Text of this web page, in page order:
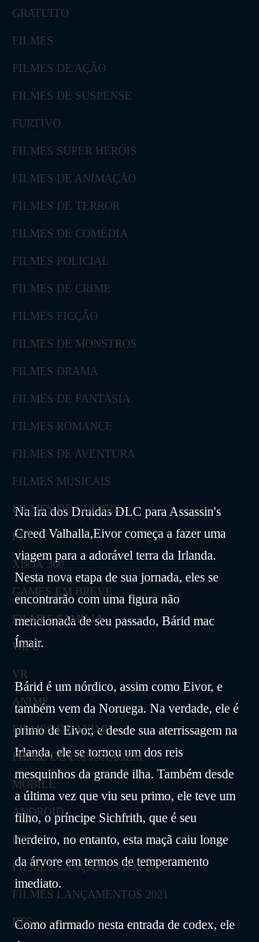
GRATUITO
FILMES
FILMES DE AÇÃO
FILMES DE SUSPENSE
FURTIVO
FILMES SUPER HERÓIS
FILMES DE ANIMAÇÃO
FILMES DE TERROR
FILMES DE COMÉDIA
FILMES POLICIAL
FILMES DE CRIME
FILMES FICÇÃO
FILMES DE MONSTROS
FILMES DRAMA
FILMES DE FANTASIA
FILMES ROMANCE
FILMES DE AVENTURA
FILMES MUSICAIS
FILMES DE GUERRA
PS3
XBOX 360
GAMES EM BREVE
FILMES FAMÍLIA
Wii U
VR
ANIME
FILMES DE ANIME
FILME DE ESPIONAGEM
MOBILE
ANDROID
IOS
FILMES LANÇAMENTOS 2020
FILMES LANÇAMENTOS 2021
RTS
Na Ira dos Druidas DLC para Assassin's
Creed Valhalla,Eivor começa a fazer uma
viagem para a adorável terra da Irlanda.
Nesta nova etapa de sua jornada, eles se
encontrarão com uma figura não
mencionada de seu passado, Bárid mac
Ímair.
Bárid é um nórdico, assim como Eivor, e
também vem da Noruega. Na verdade, ele é
primo de Eivor, e desde sua aterrissagem na
Irlanda, ele se tornou um dos reis
mesquinhos da grande ilha. Também desde
a última vez que viu seu primo, ele teve um
filho, o príncipe Sichfrith, que é seu
herdeiro, no entanto, esta maçã caiu longe
da árvore em termos de temperamento
imediato.
Como afirmado nesta entrada de codex, ele